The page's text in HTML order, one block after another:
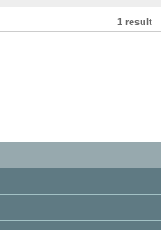
1 result